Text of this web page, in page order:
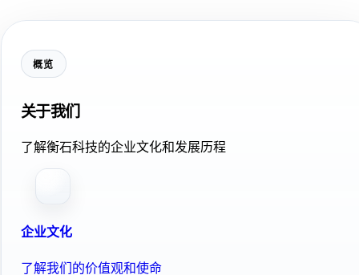
概览
关于我们
了解衡石科技的企业文化和发展历程
企业文化
了解我们的价值观和使命